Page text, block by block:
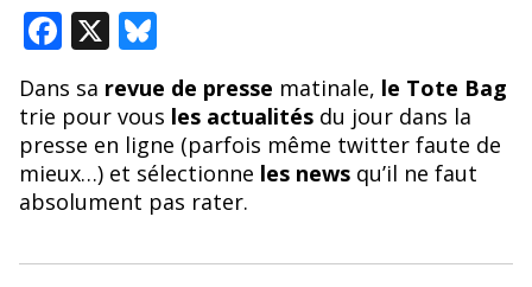
F
e
b
o
o
k
X Bl
u
e
sk
y
Dans sa revue de presse matinale, le Tote Bag
trie pour vous les actualitésdu jour dans la
presse en ligne (parfois même twitter faute de
mieux…) et sélectionne les newsqu’il ne faut
absolument pas rater.